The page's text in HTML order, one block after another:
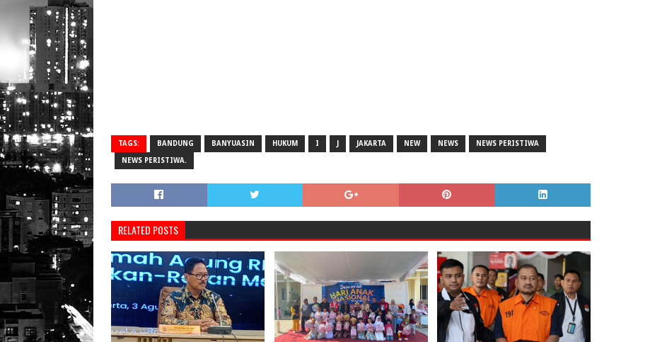
TAGS: BANDUNG BANYUASIN HUKUM I JAKARTA NEW NEWS NEWS PERISTIWA
NEWS PERISTIWA.
RELATED POSTS